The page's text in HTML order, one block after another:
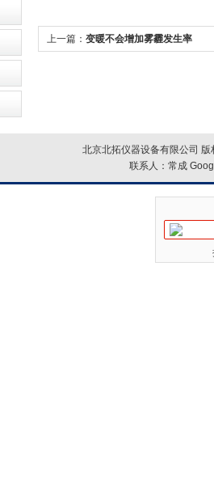
上一篇： 变暖不会增加雾霾发生率
北京北拓仪器设备有限公司
联系人：常成